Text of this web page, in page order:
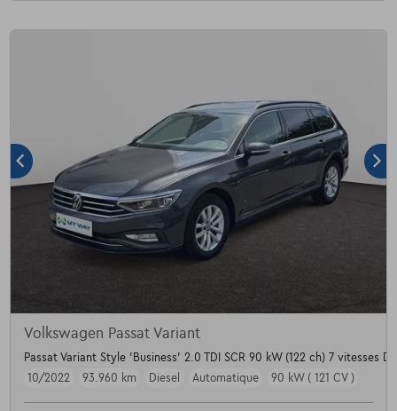
Volkswagen Passat Variant
Passat Variant Style 'Business' 2.0 TDI SCR 90 kW (122 ch) 7 vitesses
10/2022
93.960 km Diesel Automatique 90 kW ( 121 CV )